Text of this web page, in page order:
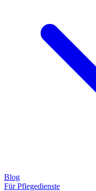
Blog
Für Pflegedienste